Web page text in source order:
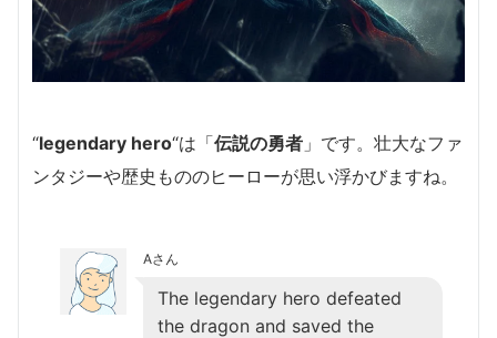
“legendary hero“は「伝説の勇者 」です。壮大なファ
ンタジーや歴史もののヒーローが思い浮かびますね。
Aさん
The legendary hero defeated
the dragon and saved the